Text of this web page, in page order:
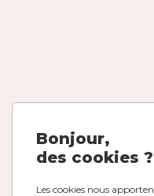
Bonjour,
des cookies ?
Les cookies nous